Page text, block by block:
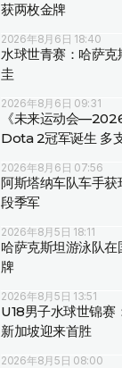
获两枚金牌
2026年8月6日 18:40
水球世青赛：哈萨
圭
2026年8月6日 09:31
《未来运动会
Dota 2冠军诞生 多
2026年8月6日 07:56
阿斯塔纳车队车手
段季军
2026年8月5日 18:11
哈萨克斯坦游泳队
牌
2026年8月5日 13:51
U18男子水球世锦赛
新加坡迎来首胜
2026年8月5日 08:00